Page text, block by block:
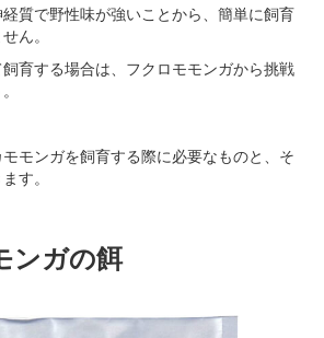
質で野性味が強いことから、簡単に飼育
ん。
育する場合は、フクロモモンガから挑戦
モンガを飼育する際に必要なものと、そ
す。
ンガの餌